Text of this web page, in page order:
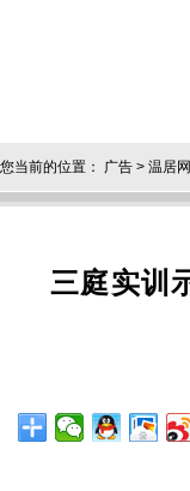
您当前的位置： 广告 > 温居网
三庭实训